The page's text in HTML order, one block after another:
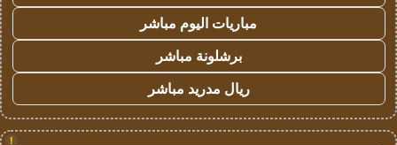
مباريات اليوم مباشر
برشلونة مباشر
ريال مدريد مباشر
!